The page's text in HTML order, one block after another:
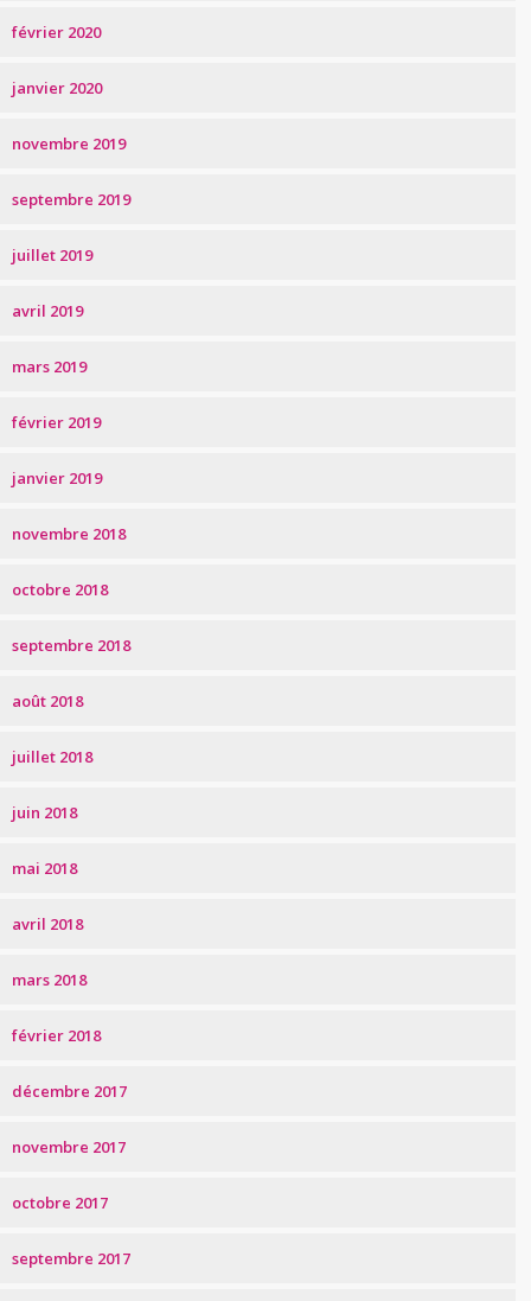
février 2020
janvier 2020
novembre 2019
septembre 2019
juillet 2019
avril 2019
mars 2019
février 2019
janvier 2019
novembre 2018
octobre 2018
septembre 2018
août 2018
juillet 2018
juin 2018
mai 2018
avril 2018
mars 2018
février 2018
décembre 2017
novembre 2017
octobre 2017
septembre 2017